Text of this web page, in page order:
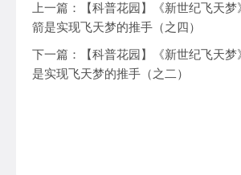
上一篇：
【科普花园】《新世纪飞天
箭是实现飞天梦的推手（之四）
下一篇：
【科普花园】《新世纪飞天
是实现飞天梦的推手（之二）